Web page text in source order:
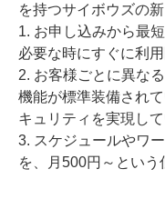
を持つサイボウズの
1. お申し込みから最
必要な時にすぐに利用
2. お客様ごとに異な
機能が標準装備され
キュリティを実現して
3. スケジュールやワ
を、月500円～という